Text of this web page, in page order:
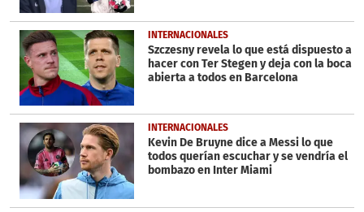
INTERNACIONALES
Szczesny revela lo que está dispuesto a
hacer con Ter Stegen y deja con la boca
abierta a todos en Barcelona
INTERNACIONALES
Kevin De Bruyne dice a Messi lo que
todos querían escuchar y se vendría el
bombazo en Inter Miami